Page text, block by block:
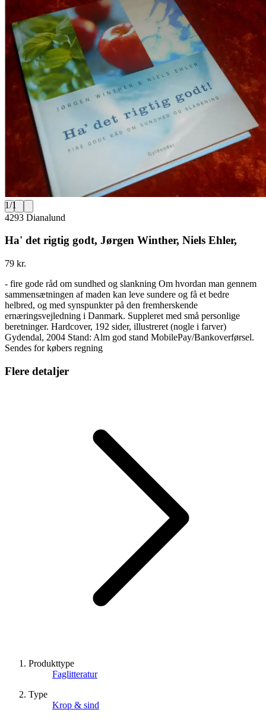
1/1
4293 Dianalund
Ha' det rigtig godt, Jørgen Winther, Niels Ehler,
79 kr.
- fire gode råd om sundhed og slankning Om hvordan man gennem
sammensætningen af maden kan leve sundere og få et bedre
helbred, og med synspunkter på den fremherskende
ernæringsvejledning i Danmark. Suppleret med små personlige
beretninger. Hardcover, 192 sider, illustreret (nogle i farver)
Gydendal, 2004 Stand: Alm god stand MobilePay/Bankoverførsel.
Sendes for købers regning
Flere detaljer
Produkttype
Faglitteratur
Type
Krop & sind